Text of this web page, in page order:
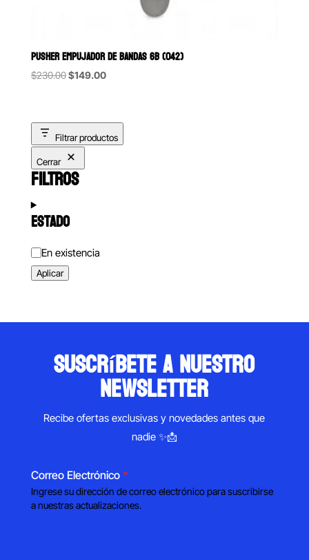
PUSHER EMPUJADOR DE BANDAS 6B (042)
$230.00Original
$230.00.
$149.00Current
$149.00.
Filtrar productos
Cerrar
FILTROS
ESTADO
Estado
En existencia
Aplicar
suscríbete a nuestro
newsletter
Recibe ofertas exclusivas y novedades antes que
nadie ✨📩
Correo Electrónico *
Ingrese su dirección de correo electrónico para suscribirse
a nuestras actualizaciones.